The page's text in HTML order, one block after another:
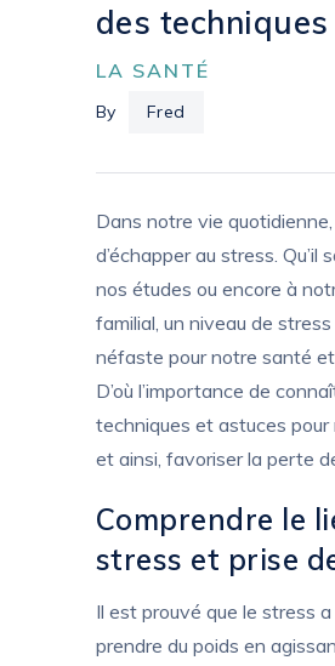
des
LA SANTÉ
By Fred
Dans notre vie
d’échapper au stress. Qu’il
nos études ou encore à
familial, un niveau de
néfaste pour notre santé
D’où l’importance de
techniques et astuces
et ainsi, favoriser la perte
Comprendre le
stress et prise
Il est prouvé que le stress
prendre du poids en